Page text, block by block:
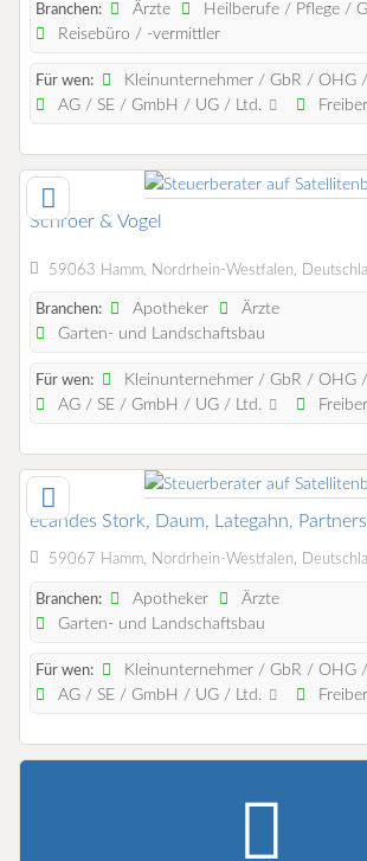
Branchen: Ärzte
Heilberufe / Pflege /
Reisebüro / -vermittler
Für wen:
Kleinunternehmer / GbR / OHG
AG / SE / GmbH / UG / Ltd.
Schroer & Vogel
59063 Hamm, Nordrhein-Westfalen,
Branchen: Apotheker
Ärzte
Garten- und Landschaftsbau
Für wen:
Kleinunternehmer / GbR / OHG
AG / SE / GmbH / UG / Ltd.
ecandes Stork, Daum, Lategahn,
59067 Hamm, Nordrhein-Westfalen,
Branchen: Apotheker
Ärzte
Garten- und Landschaftsbau
Für wen:
Kleinunternehmer / GbR / OHG
AG / SE / GmbH / UG / Ltd.